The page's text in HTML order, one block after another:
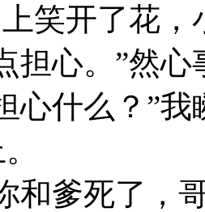
笑开了花
担心。”然
心什么？”
和爹死了，